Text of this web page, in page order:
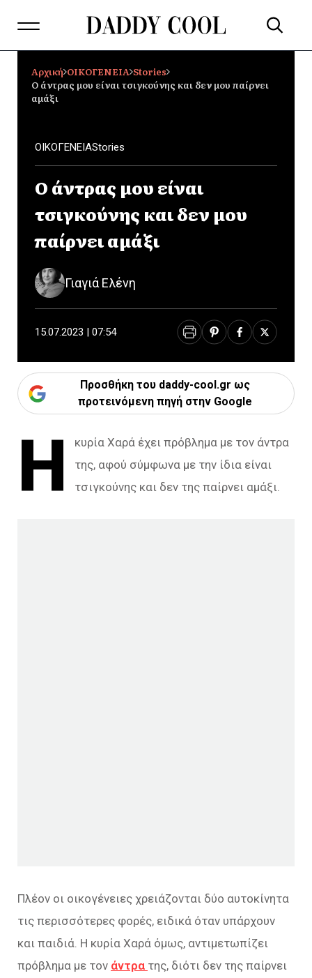
Αρχική ΟΙΚΟΓΕΝΕΙΑ Stories
Ο άντρας μου είναι τσιγκούνης και δεν μου παίρνει
αμάξι
ΟΙΚΟΓΕΝΕΙΑStories
Ο άντρας μου είναι
τσιγκούνης και δεν μου
παίρνει αμάξι
Γιαγιά Ελένη
15.07.2023 | 07:54
Προσθήκη του daddy-cool.gr ως
προτεινόμενη πηγή στην Google
Η
κυρία Χαρά έχει πρόβλημα με τον άντρα
της, αφού σύμφωνα με την ίδια είναι
τσιγκούνης και δεν της παίρνει αμάξι.
Πλέον οι οικογένειες χρειάζονται δύο αυτοκίνητα
τις περισσότερες φορές, ειδικά όταν υπάρχουν
και παιδιά. Η κυρία Χαρά όμως, αντιμετωπίζει
πρόβλημα με τον άντρα της, διότι δεν της παίρνει